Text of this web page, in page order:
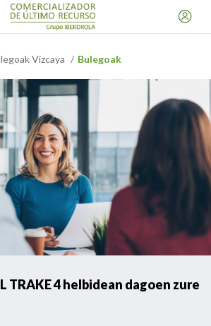
Vizcaya Bulegoak
TRAKE 4 helbidean dagoen zure